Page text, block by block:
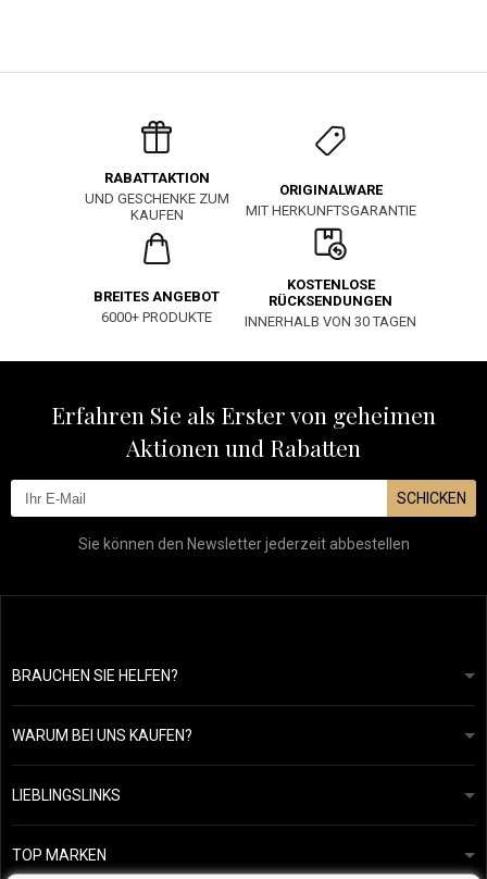
RABATTAKTION
UND GESCHENKE ZUM
KAUFEN
ORIGINALWARE
MIT HERKUNFTSGARANTIE
BREITES ANGEBOT
6000+ PRODUKTE
KOSTENLOSE
RÜCKSENDUNGEN
INNERHALB VON 30 TAGEN
Erfahren Sie als Erster von geheimen
Aktionen und Rabatten
SCHICKEN
Sie können den Newsletter jederzeit abbestellen
BRAUCHEN SIE HELFEN?
info@mapeja.de
Wir werden innerhalb von 24 Stunden antworten.
WARUM BEI UNS KAUFEN?
Allgemeine geschäftsbedingungen
Datenschutzerklärung
Übersicht über Zahlungen und Versand
Rückgabe von Waren
LIEBLINGSLINKS
Unsere Geschichte
TOP MARKEN
Kérastase